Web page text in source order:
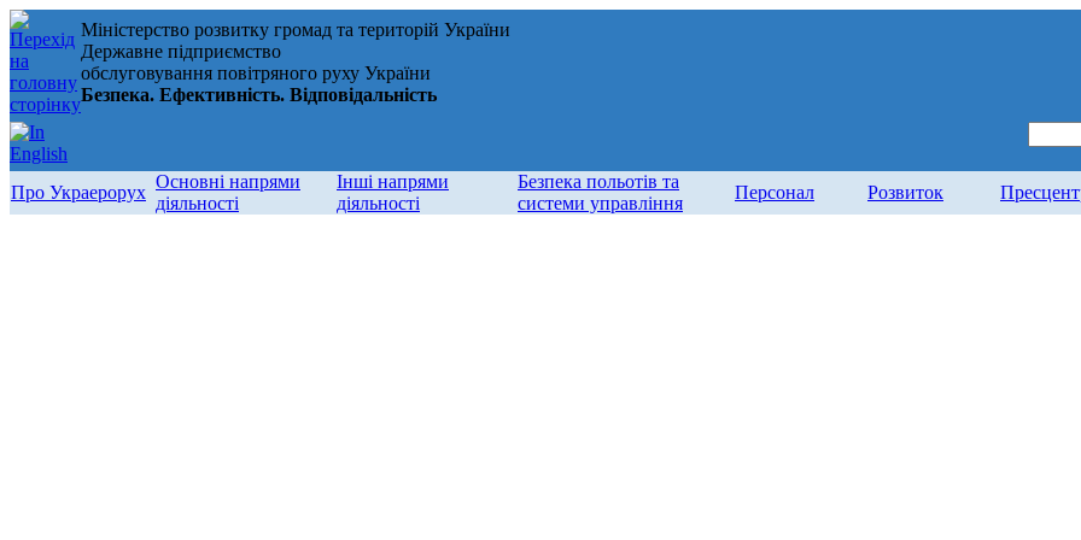
Міністерство розвитку громад та територій України
Державне підприємство
обслуговування повітряного руху України
Безпека. Ефективність. Відповідальність
Про Украерорух
Основні напрями
діяльності
Інші напрями
діяльності
Безпека польотів та
системи управління
Персонал Розвиток